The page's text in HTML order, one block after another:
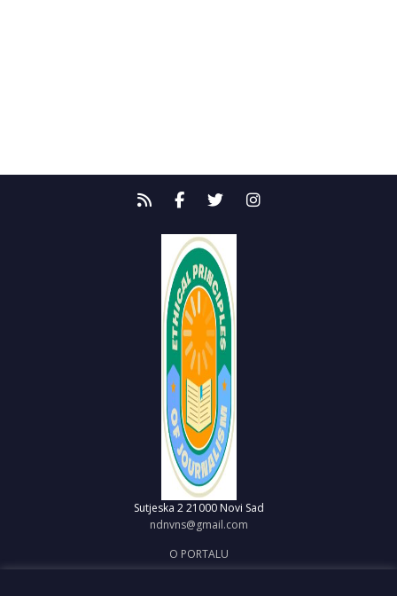
Sutjeska 2 21000 Novi Sad
ndnvns@gmail.com
O PORTALU